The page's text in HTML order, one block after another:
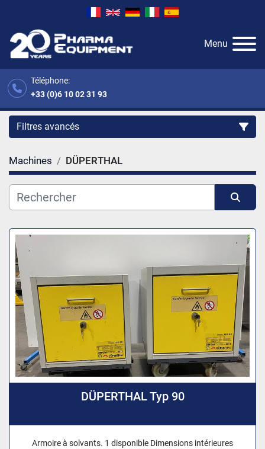
Téléphone:
+33 (0)6 10 02 31 93
Menu
Filtres avancés
Catégorie
Fabricant
Machines DÜPERTHAL
DÜPERTHAL Typ 90
Armoire à solvants. 1 disponible Dimensions intérieures